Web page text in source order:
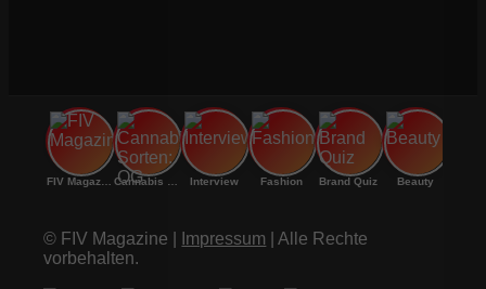
Interview Fashion Brand Quiz Beauty
© FIV Magazine | Impressum | Alle Rechte
vorbehalten.